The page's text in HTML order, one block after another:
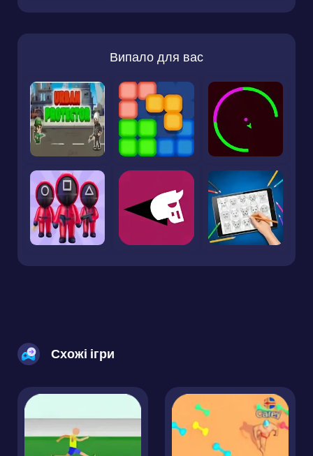
Випало для вас
Схожі ігри